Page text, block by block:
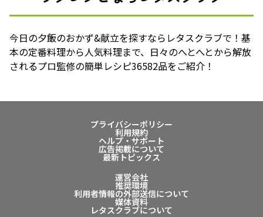
今日の夕飯のおかず&献立を探すならレタスクラブで！基
本の定番料理から人気料理まで、日々のへとへとから解放
されるプロ監修の簡単レシピ36582品をご紹介！
プライバシーポリシー
利用規約
ヘルプ・サポート
広告掲載について
最新トピックス
運営会社
推奨環境
利用者情報の外部送信について
媒体資料
レタスクラブについて